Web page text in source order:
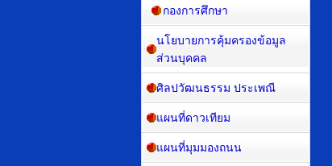
กองการศึกษา
นโยบายการคุ้มครองข้อมูล
ส่วนบุคคล
ศิลปวัฒนธรรม ประเพณี
แผนที่ดาวเทียม
แผนที่มุมมองถนน